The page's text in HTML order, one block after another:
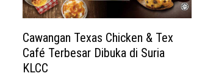
Cawangan Texas Chicken & Tex
Café Terbesar Dibuka di Suria
KLCC